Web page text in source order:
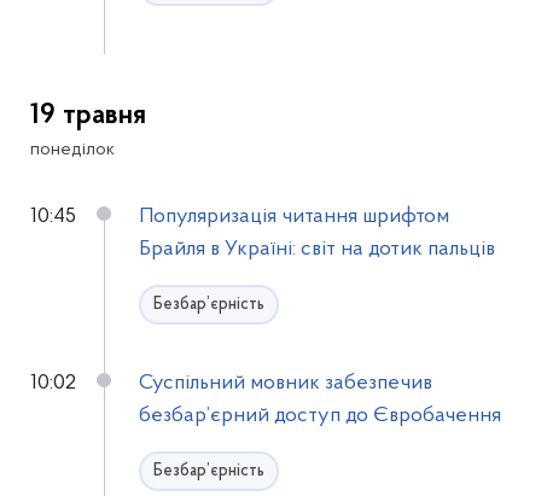
19 травня
понеділок
10:45
Популяризація читання шрифтом
Брайля в Україні: світ на дотик пальців
Безбар’єрність
10:02
Суспільний мовник забезпечив
безбар’єрний доступ до Євробачення
Безбар’єрність